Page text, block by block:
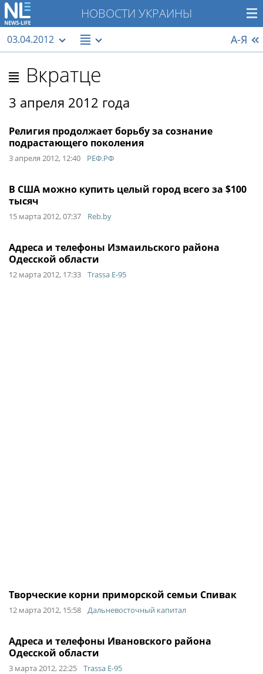
НОВОСТИ УКРАИНЫ
03.04.2012 А-Я
Вкратце
3 апреля 2012 года
Религия продолжает борьбу за сознание
подрастающего поколения
3 апреля 2012, 12:40 РЕФ.РФ
В США можно купить целый город всего за $100
тысяч
15 марта 2012, 07:37 Reb.by
Адреса и телефоны Измаильского района
Одесской области
12 марта 2012, 17:33 Trassa E-95
Творческие корни приморской семьи Спивак
12 марта 2012, 15:58 Дальневосточный капитал
Адреса и телефоны Ивановского района
Одесской области
3 марта 2012, 22:25 Trassa E-95